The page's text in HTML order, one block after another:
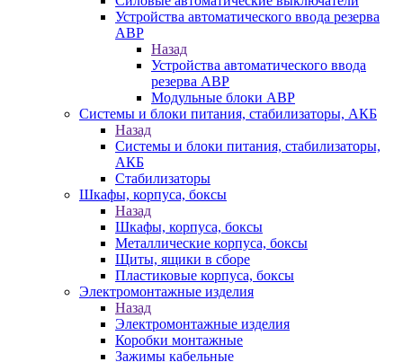
Устройства автоматического ввода резерва
АВР
Назад
Устройства автоматического ввода
резерва АВР
Модульные блоки АВР
Системы и блоки питания, стабилизаторы, АКБ
Назад
Системы и блоки питания, стабилизаторы,
АКБ
Стабилизаторы
Шкафы, корпуса, боксы
Назад
Шкафы, корпуса, боксы
Металлические корпуса, боксы
Щиты, ящики в сборе
Пластиковые корпуса, боксы
Электромонтажные изделия
Назад
Электромонтажные изделия
Коробки монтажные
Зажимы кабельные